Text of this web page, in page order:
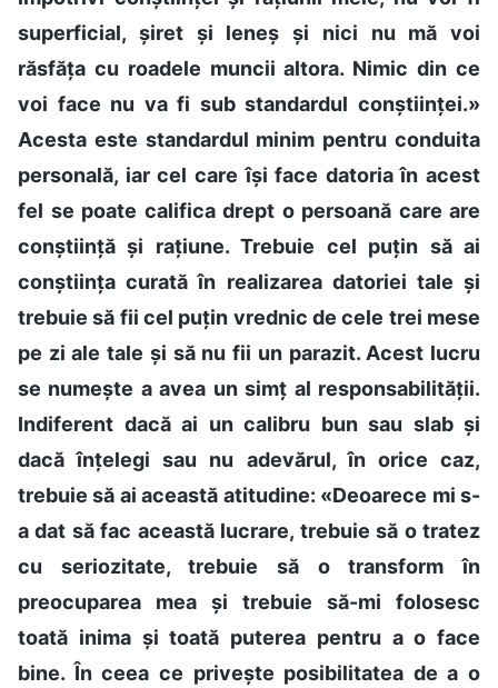
superficial, șiret și leneș și nici nu mă voi
răsfăța cu roadele muncii altora. Nimic din ce
voi face nu va fi sub standardul conștiinței.»
Acesta este standardul minim pentru conduita
personală, iar cel care își face datoria în acest
fel se poate califica drept o persoană care are
conștiință și rațiune. Trebuie cel puțin să ai
conștiința curată în realizarea datoriei tale și
trebuie să fii cel puțin vrednic de cele trei mese
pe zi ale tale și să nu fii un parazit. Acest lucru
se numește a avea un simț al responsabilității.
Indiferent dacă ai un calibru bun sau slab și
dacă înțelegi sau nu adevărul, în orice caz,
trebuie să ai această atitudine: «Deoarece mi s-
a dat să fac această lucrare, trebuie să o tratez
cu seriozitate, trebuie să o transform în
preocuparea mea și trebuie să-mi folosesc
toată inima și toată puterea pentru a o face
bine. În ceea ce privește posibilitatea de a o